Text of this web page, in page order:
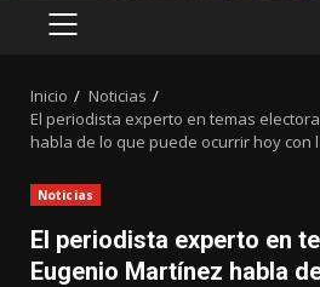
MENÚ
Inicio
Noticias
El periodista experto en temas
habla de lo que puede ocurrir hoy con
Noticias
El periodista experto en
Eugenio Martínez habla